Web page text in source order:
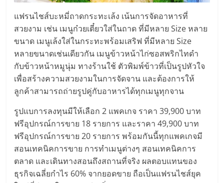
แฟรนไชส์บะหมี่ถาดกระทะเล้ง เน้นการจัดอาหารที่
สวยงาม เช่น เมนูก๋วยเตี๋ยวใส่ในถาด ที่มีหลาย Size หลาย
ขนาด เมนูเล้งใส่ในกระทะพร้อมเสริฟ ที่มีหลาย Size
หลายขนาดเช่นเดียวกัน เมนูข้าวหน้าไก่ซอสพริกไทดำ
กับข้าวหน้าหมูนุ่ม ทางร้านใช้ ตัวพิมพ์ข้าวที่เป็นรูปหัวใจ
เพื่อสร้างความสวยงามในการจัดจาน และต้องการให้
ลูกค้าสามารถถ่ายรูปคู่กับอาหารได้ทุกเมนูทุกจาน
รูปแบการลงทุนมีให้เลือก 2 แพคเกจ ราคา 39,900 บาท
ฟรีอุปกรณ์การขาย 18 รายการ และราคา 49,900 บาท
ฟรีอุปกรณ์การขาย 20 รายการ พร้อมกันนี้ทุกแพคเกจมี
สอนเทคนิคการขาย การทำเมนูต่างๆ สอนเทคนิคการ
ตลาด และเดินทางสอนถึงสถานที่จริง ผลตอบแทนของ
ธุรกิจเฉลี่ยกำไร 60% จากยอดขาย ถือเป็นแฟรนไชส์ยุค